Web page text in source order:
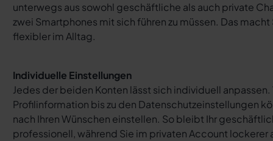
unterwegs aus sowohl geschäftliche als auch private
zwei Smartphones mit sich führen zu müssen. Das
flexibler im Alltag.
Individuelle Einstellungen
Jedes der beiden Konten lässt sich individuell anpassen.
Profilinformation bis zu den Datenschutzeinstellungen
nach Ihren Wünschen einstellen. So bleibt Ihr
professionell, während Sie im privaten Account lockerer